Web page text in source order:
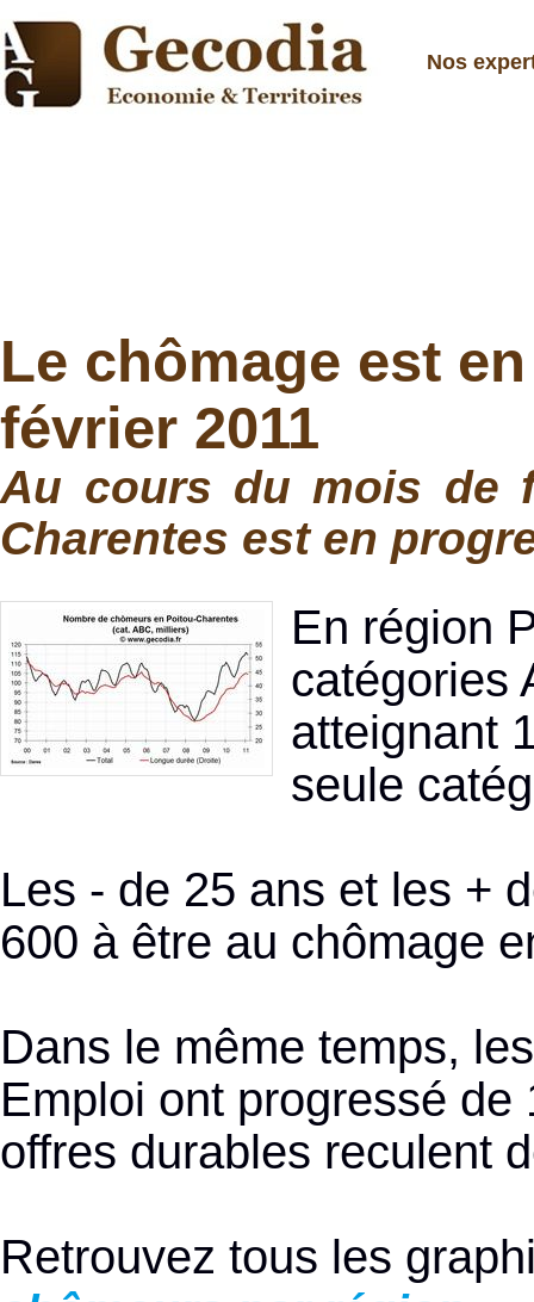
Nos
Le chômage est
février 2011
Au cours du mois de
Charentes est en
En région
catégories
atteignant
seule
Les - de 25 ans et les +
600 à être au chômage
Dans le même temps,
Emploi ont progressé
offres durables reculent
Retrouvez tous les